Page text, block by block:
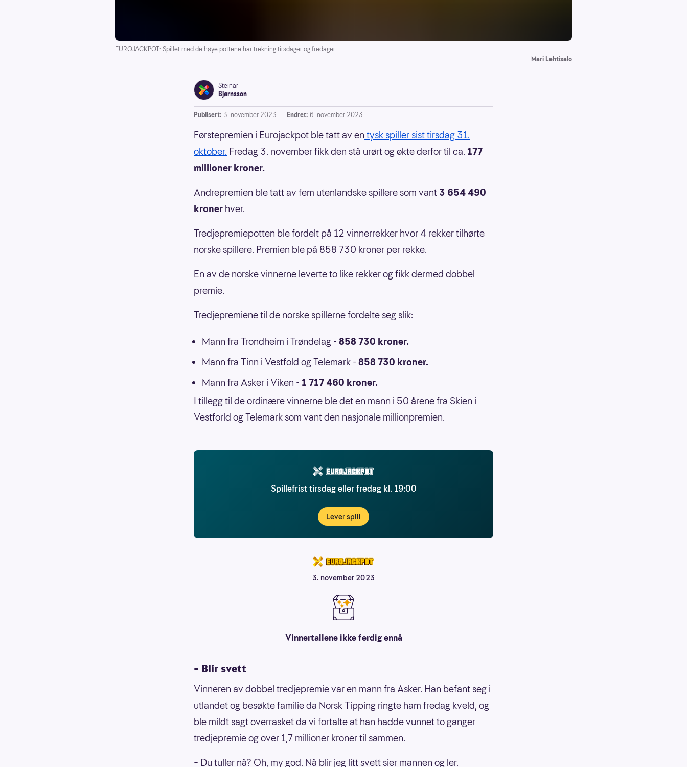
EUROJACKPOT: Spillet med de høye pottene har trekning tirsdager og fredager.
Mari Lehtisalo
Steinar
Bjørnsson
Publisert: 3. november 2023 Endret: 6. november 2023
Førstepremien i Eurojackpot ble tatt av en tysk spiller sist tirsdag 31.
oktober. Fredag 3. november fikk den stå urørt og økte derfor til ca. 177
millioner kroner.
Andrepremien ble tatt av fem utenlandske spillere som vant 3 654 490
kroner hver.
Tredjepremiepotten ble fordelt på 12 vinnerrekker hvor 4 rekker tilhørte
norske spillere. Premien ble på 858 730 kroner per rekke.
En av de norske vinnerne leverte to like rekker og fikk dermed dobbel
premie.
Tredjepremiene til de norske spillerne fordelte seg slik:
Mann fra Trondheim i Trøndelag - 858 730 kroner.
Mann fra Tinn i Vestfold og Telemark - 858 730 kroner.
Mann fra Asker i Viken - 1 717 460 kroner.
I tillegg til de ordinære vinnerne ble det en mann i 50 årene fra Skien i
Vestforld og Telemark som vant den nasjonale millionpremien.
Spillefrist tirsdag eller fredag kl. 19:00
Lever spill
3. november 2023
Vinnertallene ikke ferdig ennå
– Blir svett
Vinneren av dobbel tredjepremie var en mann fra Asker. Han befant seg i
utlandet og besøkte familie da Norsk Tipping ringte ham fredag kveld, og
ble mildt sagt overrasket da vi fortalte at han hadde vunnet to ganger
tredjepremie og over 1,7 millioner kroner til sammen.
– Du tuller nå? Oh, my god. Nå blir jeg litt svett sier mannen og ler.